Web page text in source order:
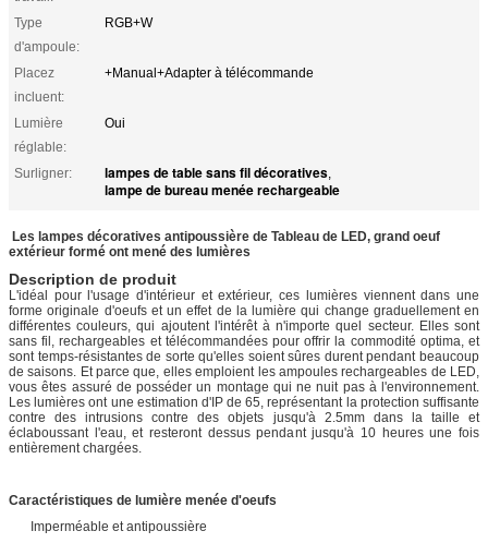
Type
d'ampoule:
RGB+W
Placez
incluent:
+Manual+Adapter à télécommande
Lumière
réglable:
Oui
Surligner: lampes de table sans fil décoratives,
lampe de bureau menée rechargeable
Les lampes décoratives antipoussière de Tableau de LED, grand oeuf
extérieur formé ont mené des lumières
Description de produit
L'idéal pour l'usage d'intérieur et extérieur, ces lumières viennent dans une
forme originale d'oeufs et un effet de la lumière qui change graduellement en
différentes couleurs, qui ajoutent l'intérêt à n'importe quel secteur. Elles sont
sans fil, rechargeables et télécommandées pour offrir la commodité optima, et
sont temps-résistantes de sorte qu'elles soient sûres durent pendant beaucoup
de saisons. Et parce que, elles emploient les ampoules rechargeables de LED,
vous êtes assuré de posséder un montage qui ne nuit pas à l'environnement.
Les lumières ont une estimation d'IP de 65, représentant la protection suffisante
contre des intrusions contre des objets jusqu'à 2.5mm dans la taille et
éclaboussant l'eau, et resteront dessus pendant jusqu'à 10 heures une fois
entièrement chargées.
Caractéristiques de lumière menée d'oeufs
Imperméable et antipoussière